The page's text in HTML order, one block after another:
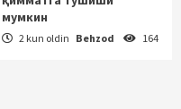
мумкин
2 kun oldin Behzod 164